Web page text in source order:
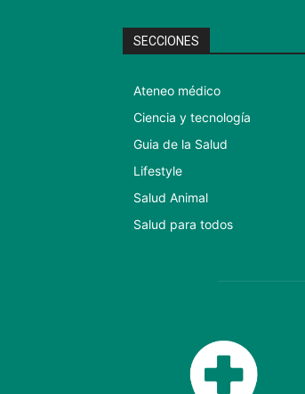
SECCIONES
Ateneo médico
Ciencia y tecnología
Guia de la Salud
Lifestyle
Salud Animal
Salud para todos